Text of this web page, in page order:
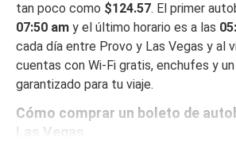
tan poco como $124.57. El primer
07:50 am y el último horario es a las
cada día entre Provo y Las Vegas y al
cuentas con Wi-Fi gratis, enchufes y
garantizado para tu viaje.
Cómo comprar un boleto de
Las Vegas